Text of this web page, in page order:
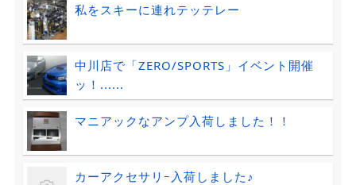
私をスキーに連れテッテレー
中川店で「ZERO/SPORTS」イベント開催
ッ！......
マニアックなアンプ入荷しました！！
カーアクセサリｰ入荷しました♪